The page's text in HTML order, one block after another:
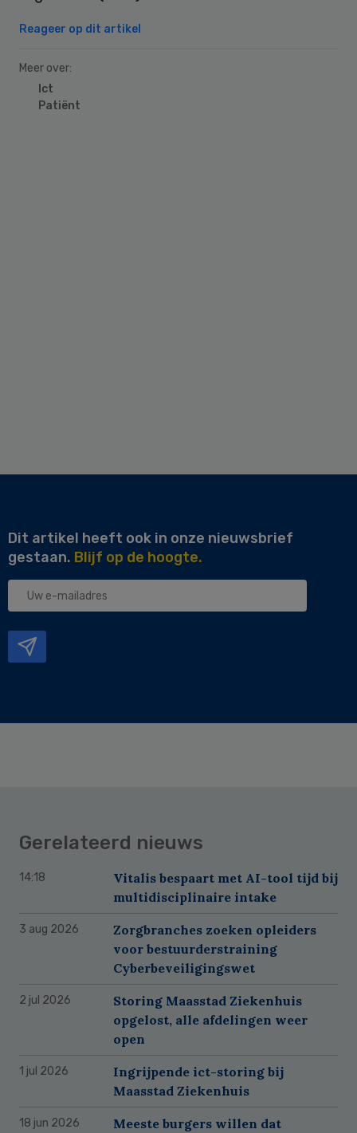
Reageer op dit artikel
Meer over:
Ict
Patiënt
Dit artikel heeft ook in onze nieuwsbrief
gestaan. Blijf op de hoogte.
Uw
Gerelateerd nieuws
14:18
Vitalis bespaart met AI-tool tijd bij
multidisciplinaire intake
3 aug 2026
Zorgbranches zoeken opleiders
voor bestuurderstraining
Cyberbeveiligingswet
2 jul 2026
Storing Maasstad Ziekenhuis
opgelost, alle afdelingen weer
open
1 jul 2026
Ingrijpende ict-storing bij
Maasstad Ziekenhuis
18 jun 2026
Meeste burgers willen dat